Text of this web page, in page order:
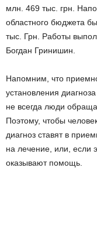
млн. 469 тыс. грн.
областного бюджета
тыс. Грн. Работы
Богдан Гринишин.
Напомним, что
установления
не всегда люди
Поэтому, чтобы
диагноз ставят в
на лечение, или, если
оказывают помощь.